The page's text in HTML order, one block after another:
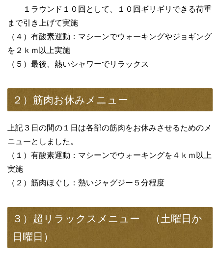
１ラウンド１０回として、１０回ギリギリできる荷重
まで引き上げて実施
（４）有酸素運動：マシーンでウォーキングやジョギング
を２ｋｍ以上実施
（５）最後、熱いシャワーでリラックス
２）筋肉お休みメニュー
上記３日の間の１日は各部の筋肉をお休みさせるためのメ
ニューとしました。
（１）有酸素運動：マシーンでウォーキングを４ｋｍ以上
実施
（２）筋肉ほぐし：熱いジャグジー５分程度
３）超リラックスメニュー （土曜日か
日曜日）